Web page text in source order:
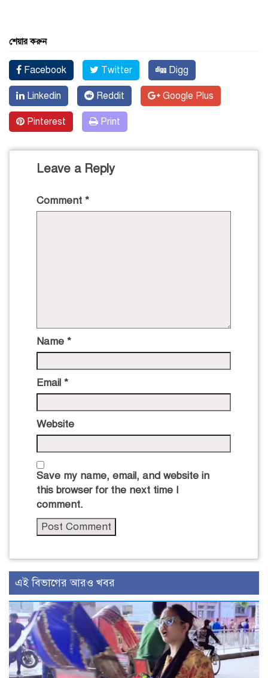
শেয়ার করুন
Facebook Twitter Digg
Linkedin Reddit Google Plus
Pinterest Print
Leave a Reply
Comment *
Name *
Email *
Website
Save my name, email, and website in
this browser for the next time I
comment.
এই বিভাগের আরও খবর